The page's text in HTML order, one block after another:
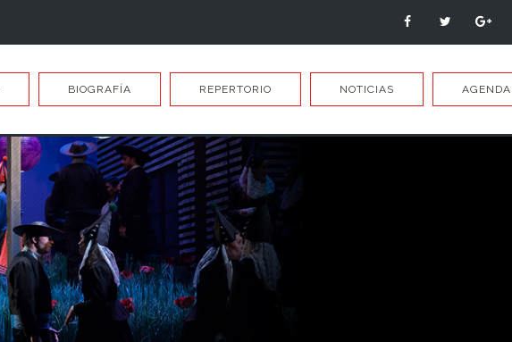
BIOGRAFÍA REPERTORIO NOTICIAS AGENDA